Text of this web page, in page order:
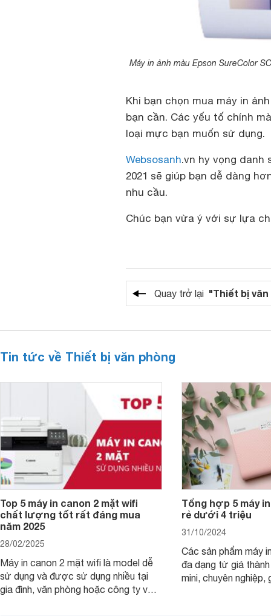
Máy in ảnh màu Epson SureColor
Khi bạn chọn mua máy in
bạn cần. Các yếu tố chính
loại mực bạn muốn sử dụng.
Websosanh.vn hy vọng danh
2021 sẽ giúp bạn dễ dàng
nhu cầu.
Chúc bạn vừa ý với sự lựa
Quay trở lại "Thiết bị
Tin tức về Thiết bị văn phòng
Top 5 máy in canon 2 mặt wifi
chất lượng tốt rất đáng mua
năm 2025
28/02/2025
Máy in canon 2 mặt wifi là model dễ
sử dụng và được sử dụng nhiều tại
gia đình, văn phòng hoặc công ty vừa
Tổng hợp 5 máy
rẻ dưới 4 triệu
31/10/2024
Các sản phẩm máy
đa dạng từ giá
mini, chuyên nghiệp,